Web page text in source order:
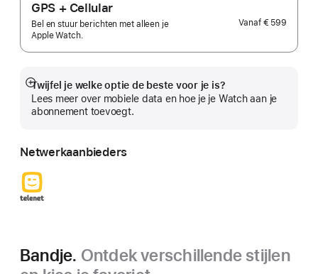
GPS + Cellular
Bel en stuur berichten met alleen je
Apple Watch.
Vanaf € 599
Twijfel je welke optie de beste voor je is?
Lees meer over mobiele data en hoe je je Watch aan je
abonnement toevoegt.
Meer
Netwerkaanbieders
Bandje. Ontdek verschillende stijlen